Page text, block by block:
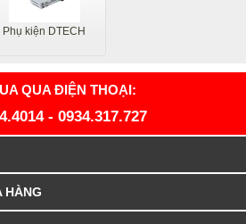
Phụ kiện DTECH
QUA ĐIỆN THOẠI:
- 0934.317.727
HÀNG